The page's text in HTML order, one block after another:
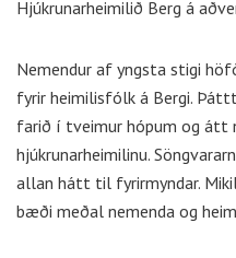
Hjúkrunarheimilið Berg á
Nemendur af yngsta stigi
fyrir heimilisfólk á Bergi.
farið í tveimur hópum og átt
hjúkrunarheimilinu.
allan hátt til fyrirmyndar.
bæði meðal nemenda og